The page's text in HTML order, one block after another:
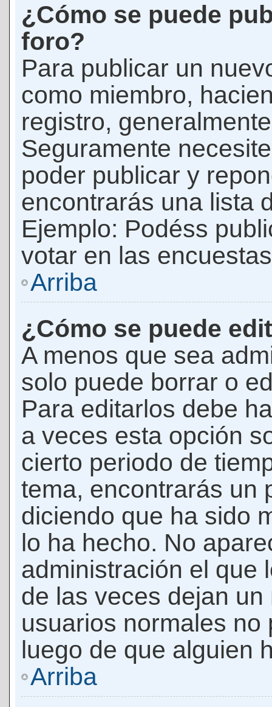
¿Cómo se puede
foro?
Para publicar un
como miembro,
registro,
Seguramente
poder publicar y
encontrarás una lista
Ejemplo: Podéss
votar en las
Arriba
¿Cómo se puede
A menos que sea
solo puede borrar o
Para editarlos debe
a veces esta opción
cierto periodo de
tema, encontrarás un
diciendo que ha sido
lo ha hecho. No
administración el que
de las veces dejan
usuarios normales
luego de que alguien
Arriba